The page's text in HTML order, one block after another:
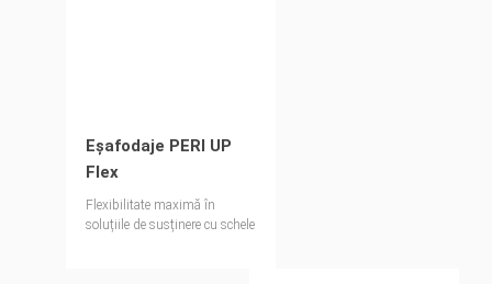
Eșafodaje PERI UP
Flex
Flexibilitate maximă în
soluțiile de susținere cu schele